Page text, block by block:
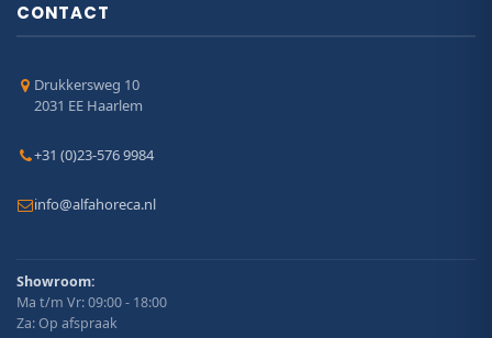
CONTACT
Drukkersweg 10
2031 EE Haarlem
+31 (0)23-576 9984
info@alfahoreca.nl
Showroom:
Ma t/m Vr: 09:00 - 18:00
Za: Op afspraak